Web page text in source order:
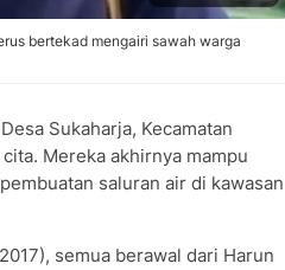
bertekad mengairi sawah warga
Sukaharja, Kecamatan
Mereka akhirnya mampu
saluran air di kawasan
semua berawal dari Harun